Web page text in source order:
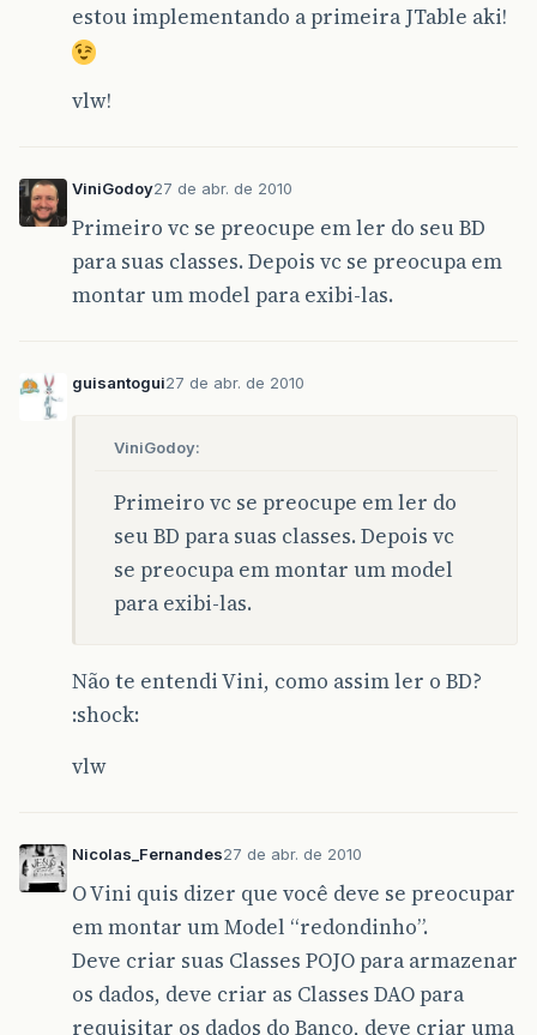
estou implementando a primeira JTable aki!
vlw!
ViniGodoy27 de abr. de 2010
Primeiro vc se preocupe em ler do seu BD
para suas classes. Depois vc se preocupa em
montar um model para exibi-las.
guisantogui27 de abr. de 2010
ViniGodoy:
Primeiro vc se preocupe em ler do
seu BD para suas classes. Depois vc
se preocupa em montar um model
para exibi-las.
Não te entendi Vini, como assim ler o BD?
:shock:
vlw
Nicolas_Fernandes27 de abr. de 2010
O Vini quis dizer que você deve se preocupar
em montar um Model “redondinho”.
Deve criar suas Classes POJO para armazenar
os dados, deve criar as Classes DAO para
requisitar os dados do Banco, deve criar uma